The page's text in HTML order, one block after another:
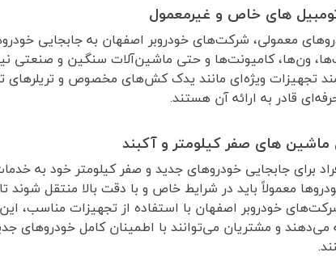
های خاص و غیرمعمول
معمولی، شرکت‌های خودروبر اصفهان به جابجایی
ون‌ها، کامیونت‌ها و حتی ماشین‌آلات سنگین و صنعتی
تجهیزات ویژه‌ای مانند یدک کش‌های مخصوص و
قادر به ارائه آن هستند.
های صفر کیلومتر و آکبند
برای جابجایی خودروهای جدید و صفر کیلومتر خود به
معمولاً باید در شرایط خاص و با دقت بالا منتقل
خودروبر اصفهان با استفاده از تجهیزات مناسب،
می‌دهند و مشتریان می‌توانند با اطمینان کامل خودروهای
.